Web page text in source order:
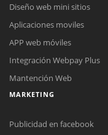
Diseño web mini sitios
Aplicaciones moviles
APP web móviles
Integración Webpay Plus
Mantención Web
MARKETING
Publicidad en facebook